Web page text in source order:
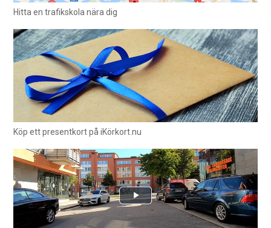
Hitta en trafikskola nära dig
Köp ett presentkort på iKörkort.nu